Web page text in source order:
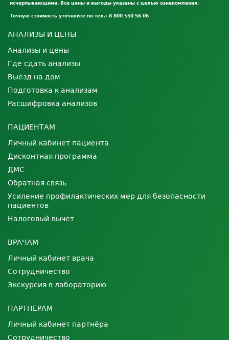
исчерпывающими. Все цены и выгоды указаны с целью ознакомления.
Точную стоимость уточняйте по тел.: 8 800 550 56 06
АНАЛИЗЫ И ЦЕНЫ
Анализы и цены
Где сдать анализы
Выезд на дом
Подготовка к анализам
Расшифровка анализов
ПАЦИЕНТАМ
Личный кабинет пациента
Дисконтная программа
ДМС
Обратная связь
Усиление профилактических мер для безопасности
пациентов
Налоговый вычет
ВРАЧАМ
Личный кабинет врача
Сотрудничество
Экскурсия в лабораторию
ПАРТНЕРАМ
Личный кабинет партнёра
Сотрудничество